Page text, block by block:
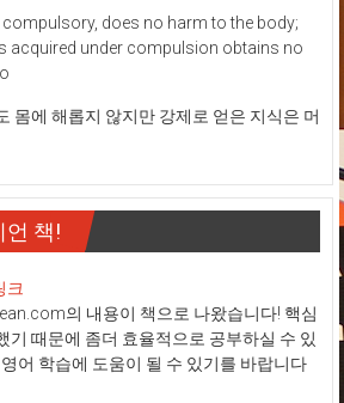
compulsory, does no harm to the body;
acquired under compulsion obtains no
몸에 해롭지 않지만 강제로 얻은 지식은 머
언 책!
크
의 내용이 책으로 나왔습니다! 핵심
기 때문에 좀더 효율적으로 공부하실 수 있
어 학습에 도움이 될 수 있기를 바랍니다